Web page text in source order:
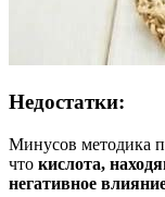
Недостатки:
Минусов методика
что кислота,
негативное